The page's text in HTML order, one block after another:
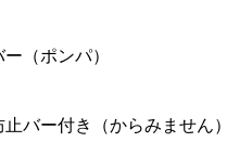
（ポンパ）
バー付き（からみません）